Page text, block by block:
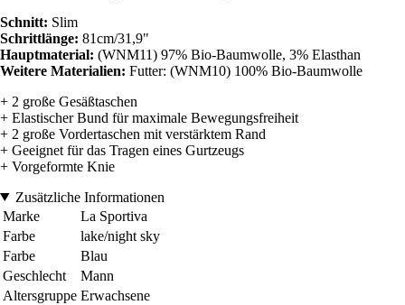
Schnitt: Slim
Schrittlänge: 81cm/31,9"
Hauptmaterial: (WNM11) 97% Bio-Baumwolle, 3% Elasthan
Weitere Materialien: Futter: (WNM10) 100% Bio-Baumwolle
+ 2 große Gesäßtaschen
+ Elastischer Bund für maximale Bewegungsfreiheit
+ 2 große Vordertaschen mit verstärktem Rand
+ Geeignet für das Tragen eines Gurtzeugs
+ Vorgeformte Knie
Zusätzliche Informationen
Marke
La Sportiva
Farbe
lake/night sky
Farbe
Blau
Geschlecht
Mann
Altersgruppe Erwachsene